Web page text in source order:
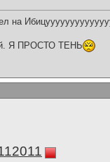
на
Я ПРОСТО ТЕНЬ